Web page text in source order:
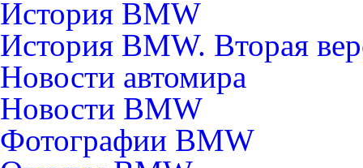
История BMW
История BMW. Вторая
Новости автомира
Новости BMW
Фотографии BMW